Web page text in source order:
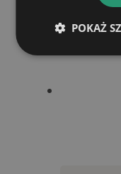
POKAŻ